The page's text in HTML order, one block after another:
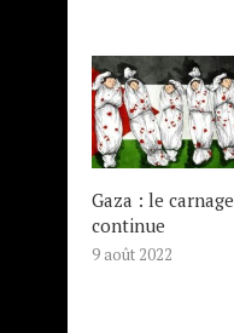
Gaza : le carnage
continue
9 août 2022